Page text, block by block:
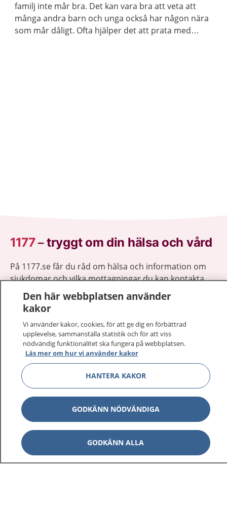
familj inte mår bra. Det kan vara bra att veta att
många andra barn och unga också har någon nära
som mår dåligt. Ofta hjälper det att prata med
1177–tryggt om din hälsa och vård
På 1177.se får du råd om hälsa och information om
sjukdomar och vilka mottagningar du kan kontakta.
Logga in för att läsa din journal och göra dina
vårdärenden. Ring telefonnummer 1177 för
sjukvårdsrådgivning dygnet runt.
1177 ger dig råd när du vill må bättre.
1177 på flera språk Visa
Om 1177 Visa
Kontakt Visa
Den här webbplatsen använder
kakor
Vi använder kakor, cookies, för att ge dig en förbättrad
upplevelse, sammanställa statistik och för att viss
nödvändig funktionalitet ska fungera på webbplatsen.
Läs mer om hur vi använder kakor
HANTERA KAKOR
GODKÄNN NÖDVÄNDIGA
GODKÄNN ALLA